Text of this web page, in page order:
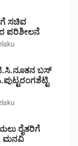
ಸಚಿವ
ಪರಿಶೀಲನೆ
ಬಸ್
ರೈತರಿಗೆ
ಮನವಿ